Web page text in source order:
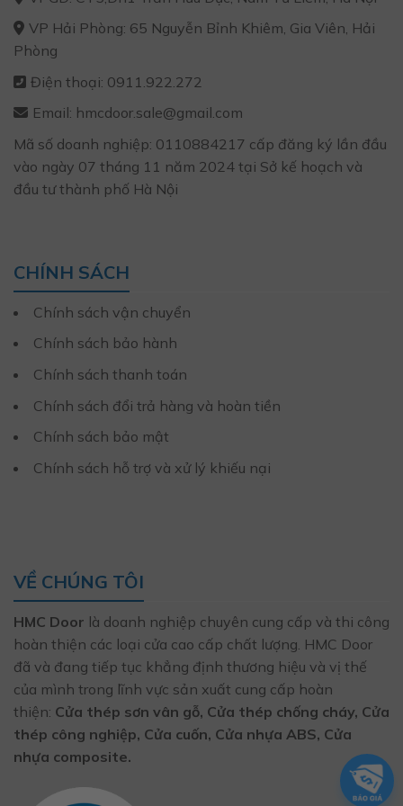
VP Hải Phòng: 65 Nguyễn Bỉnh Khiêm, Gia Viên, Hải
Phòng
Điện thoại: 0911.922.272
Email: hmcdoor.sale@gmail.com
Mã số doanh nghiệp: 0110884217 cấp đăng ký lần đầu
vào ngày 07 tháng 11 năm 2024 tại Sở kế hoạch và
đầu tư thành phố Hà Nội
CHÍNH SÁCH
Chính sách vận chuyển
Chính sách bảo hành
Chính sách thanh toán
Chính sách đổi trả hàng và hoàn tiền
Chính sách bảo mật
Chính sách hỗ trợ và xử lý khiếu nại
VỀ CHÚNG TÔI
HMC Door là doanh nghiệp chuyên cung cấp và thi công
hoàn thiện các loại cửa cao cấp chất lượng. HMC Door
đã và đang tiếp tục khẳng định thương hiệu và vị thế
của mình trong lĩnh vực sản xuất cung cấp hoàn
thiện: Cửa thép sơn vân gỗ, Cửa thép chống cháy, Cửa
thép công nghiệp, Cửa cuốn, Cửa nhựa ABS, Cửa
nhựa composite.